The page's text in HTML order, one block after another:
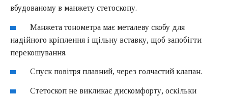
вбудованому в манжету стетоскопу.
Манжета тонометра має металеву скобу для
надійного кріплення і щільну вставку, щоб запобігти
перекошування.
Спуск повітря плавний, через голчастий клапан.
Стетоскоп не викликає дискомфорту, оскільки